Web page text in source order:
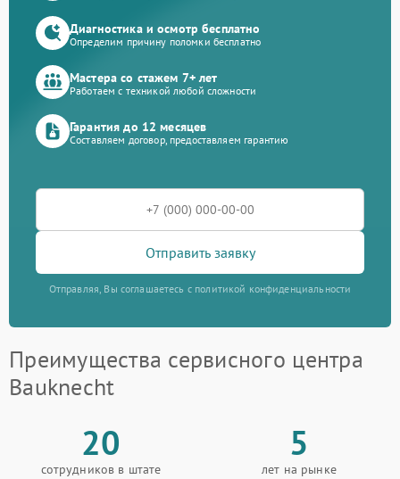
Диагностика и осмотр бесплатно
Определим причину поломки бесплатно
Мастера со стажем 7+ лет
Работаем с техникой любой сложности
Гарантия до 12 месяцев
Составляем договор, предоставляем гарантию
Отправить заявку
Отправляя, Вы соглашаетесь с политикой конфиденциальности
Преимущества сервисного центра
Bauknecht
20
сотрудников в штате
5
лет на рынке